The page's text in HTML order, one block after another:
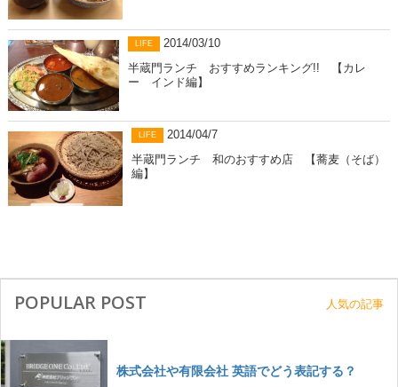
LIFE
2014/03/10
半蔵門ランチ おすすめランキング!! 【カレ
ー インド編】
LIFE
2014/04/7
半蔵門ランチ 和のおすすめ店 【蕎麦（そば）
編】
POPULAR POST 人気の記事